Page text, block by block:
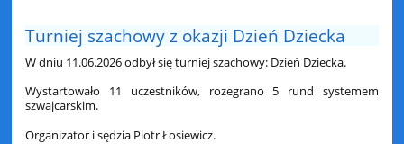
Turniej szachowy z okazji Dzień Dziecka
W dniu 11.06.2026 odbył się turniej szachowy: Dzień Dziecka.
Wystartowało 11 uczestników, rozegrano 5 rund systemem
szwajcarskim.
Organizator i sędzia Piotr Łosiewicz.